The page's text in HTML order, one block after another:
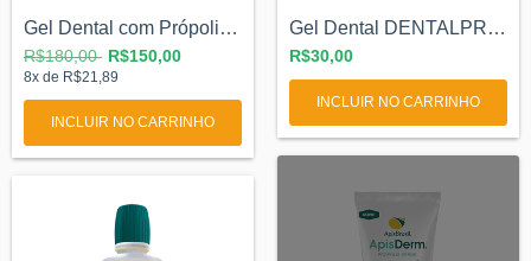
Gel Dental com Própolis - Kit Leve 6 Pag...
R$180,00 R$150,00
8x de R$21,89
Gel Dental DENTALPRÓPOLIS® - 80g
R$30,00
INCLUIR NO CARRINHO